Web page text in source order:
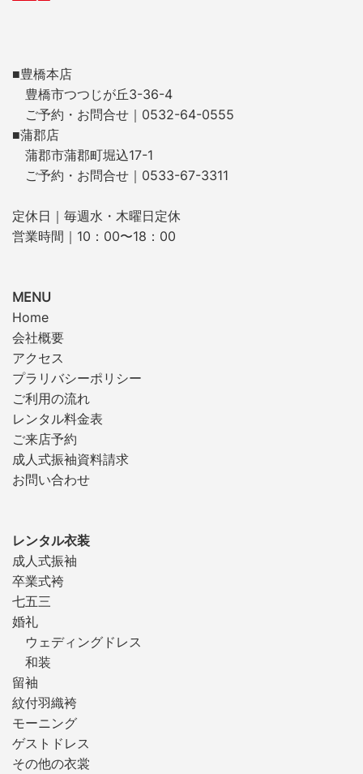
■豊橋本店
豊橋市つつじが丘3-36-4
ご予約・お問合せ｜0532-64-0555
■蒲郡店
蒲郡市蒲郡町堀込17-1
ご予約・お問合せ｜0533-67-3311
定休日｜毎週水・木曜日定休
営業時間｜10：00〜18：00
MENU
Home
会社概要
アクセス
プラリバシーポリシー
ご利用の流れ
レンタル料金表
ご来店予約
成人式振袖資料請求
お問い合わせ
レンタル衣装
成人式振袖
卒業式袴
七五三
婚礼
ウェディングドレス
和装
留袖
紋付羽織袴
モーニング
ゲストドレス
その他の衣裳